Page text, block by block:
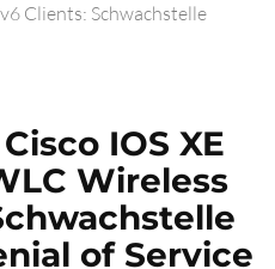
Clients: Schwachstelle
IOS XE
Wireless
of Service